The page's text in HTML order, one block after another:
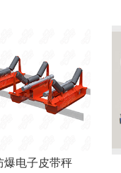
爆电子皮带秤